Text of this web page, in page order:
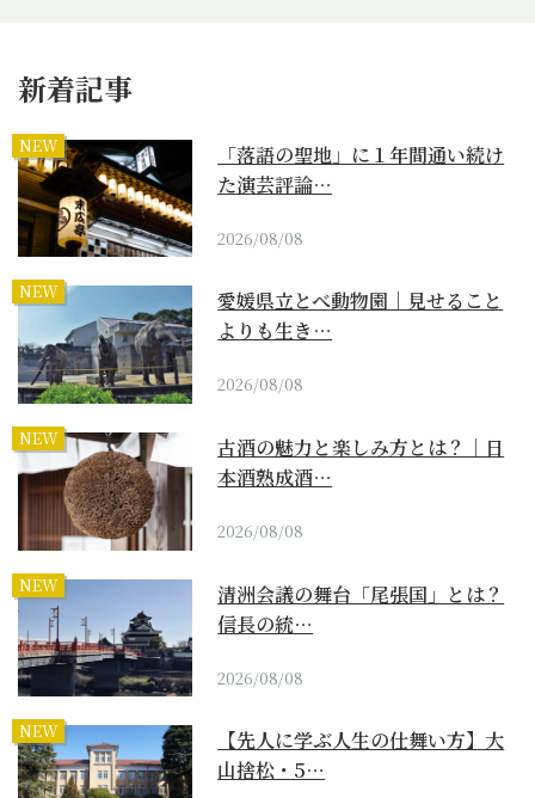
新着記事
NEW
「落語の聖地」に１年間通い続け
た演芸評論…
2026/08/08
NEW
愛媛県立とべ動物園｜見せること
よりも生き…
2026/08/08
NEW
古酒の魅力と楽しみ方とは？｜日
本酒熟成酒…
2026/08/08
NEW
清洲会議の舞台「尾張国」とは？
信長の統…
2026/08/08
NEW
【先人に学ぶ人生の仕舞い方】大
山捨松・5…